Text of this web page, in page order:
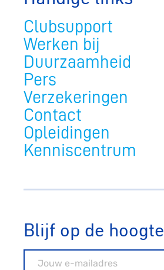
Clubsupport
Werken bij
Duurzaamheid
Pers
Verzekeringen
Contact
Opleidingen
Kenniscentrum
Blijf op de hoogte